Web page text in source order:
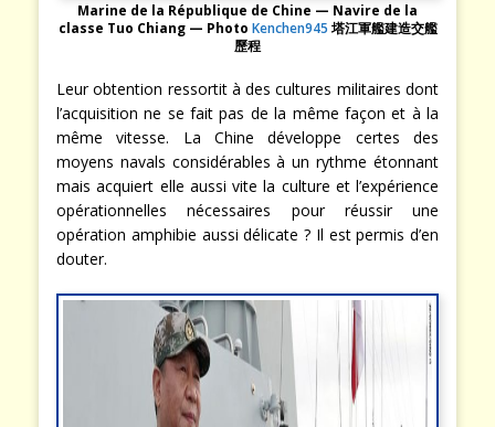
Marine de la République de Chine — Navire de la
classe Tuo Chiang — Photo Kenchen945 塔江軍艦建造交艦
歷程
Leur obtention ressortit à des cultures militaires dont
l’acquisition ne se fait pas de la même façon et à la
même vitesse. La Chine développe certes des
moyens navals considérables à un rythme étonnant
mais acquiert elle aussi vite la culture et l’expérience
opérationnelles nécessaires pour réussir une
opération amphibie aussi délicate ? Il est permis d’en
douter.